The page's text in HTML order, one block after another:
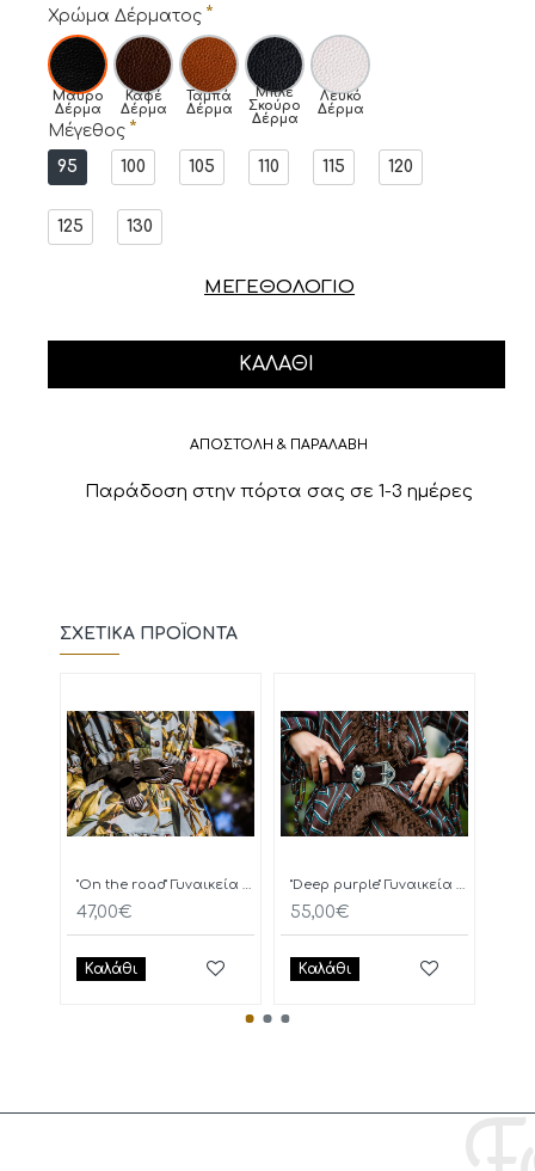
Χρώμα Δέρματος
Μαύρο
Δέρμα
Καφέ
Δέρμα
Ταμπά
Δέρμα
Μπλε
Σκούρο
Δέρμα
Λευκό
Δέρμα
Μέγεθος
95
100 105 110 115 120
125 130
ΚΑΛΆΘΙ
ΜΕΓΕΘΟΛΟΓΙΟ
ΑΠΟΣΤΟΛΗ & ΠΑΡΑΛΑΒΗ
Παράδοση στην πόρτα σας σε 1-3 ημέρες
ΣΧΕΤΙΚΆ ΠΡΟΪΌΝΤΑ
"On the road" Γυναικεία Ζώνη
47,00€
Καλάθι
"Deep purple" Γυναικεία Ζώνη
55,00€
Καλάθι